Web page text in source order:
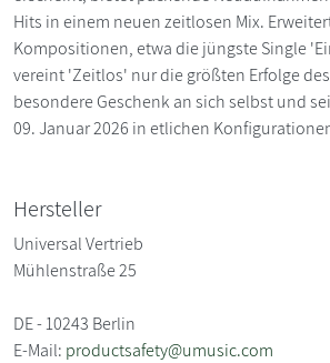
Hits in einem neuen zeitlosen Mix.
Kompositionen, etwa die jüngste Single
vereint 'Zeitlos' nur die größten Erfolge des
besondere Geschenk an sich selbst und
09. Januar 2026 in etlichen
Hersteller
Universal Vertrieb
Mühlenstraße 25
DE - 10243 Berlin
E-Mail: productsafety@umusic.com